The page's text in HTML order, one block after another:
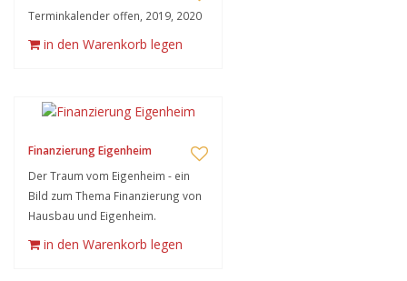
Terminkalender offen, 2019, 2020
in den Warenkorb legen
Finanzierung Eigenheim
Der Traum vom Eigenheim - ein
Bild zum Thema Finanzierung von
Hausbau und Eigenheim.
in den Warenkorb legen